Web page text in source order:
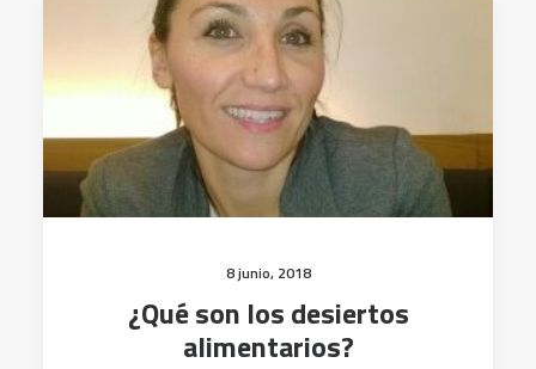
8 junio, 2018
¿Qué son los desiertos
alimentarios?